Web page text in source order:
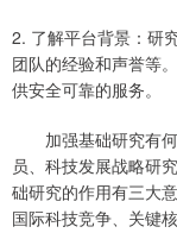
2. 了解平台背景：研
团队的经验和声誉等
供安全可靠的服务。
加强基础研究有何
员、科技发展战略研
础研究的作用有三大
国际科技竞争、关键